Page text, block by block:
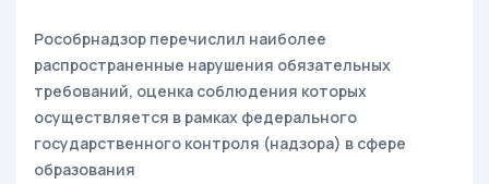
Рособрнадзор перечислил наиболее
распространенные нарушения обязательных
требований, оценка соблюдения которых
осуществляется в рамках федерального
государственного контроля (надзора) в сфере
образования